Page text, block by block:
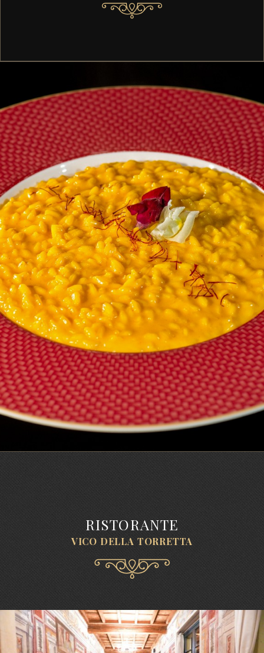
RISTORANTE
VICO DELLA TORRETTA